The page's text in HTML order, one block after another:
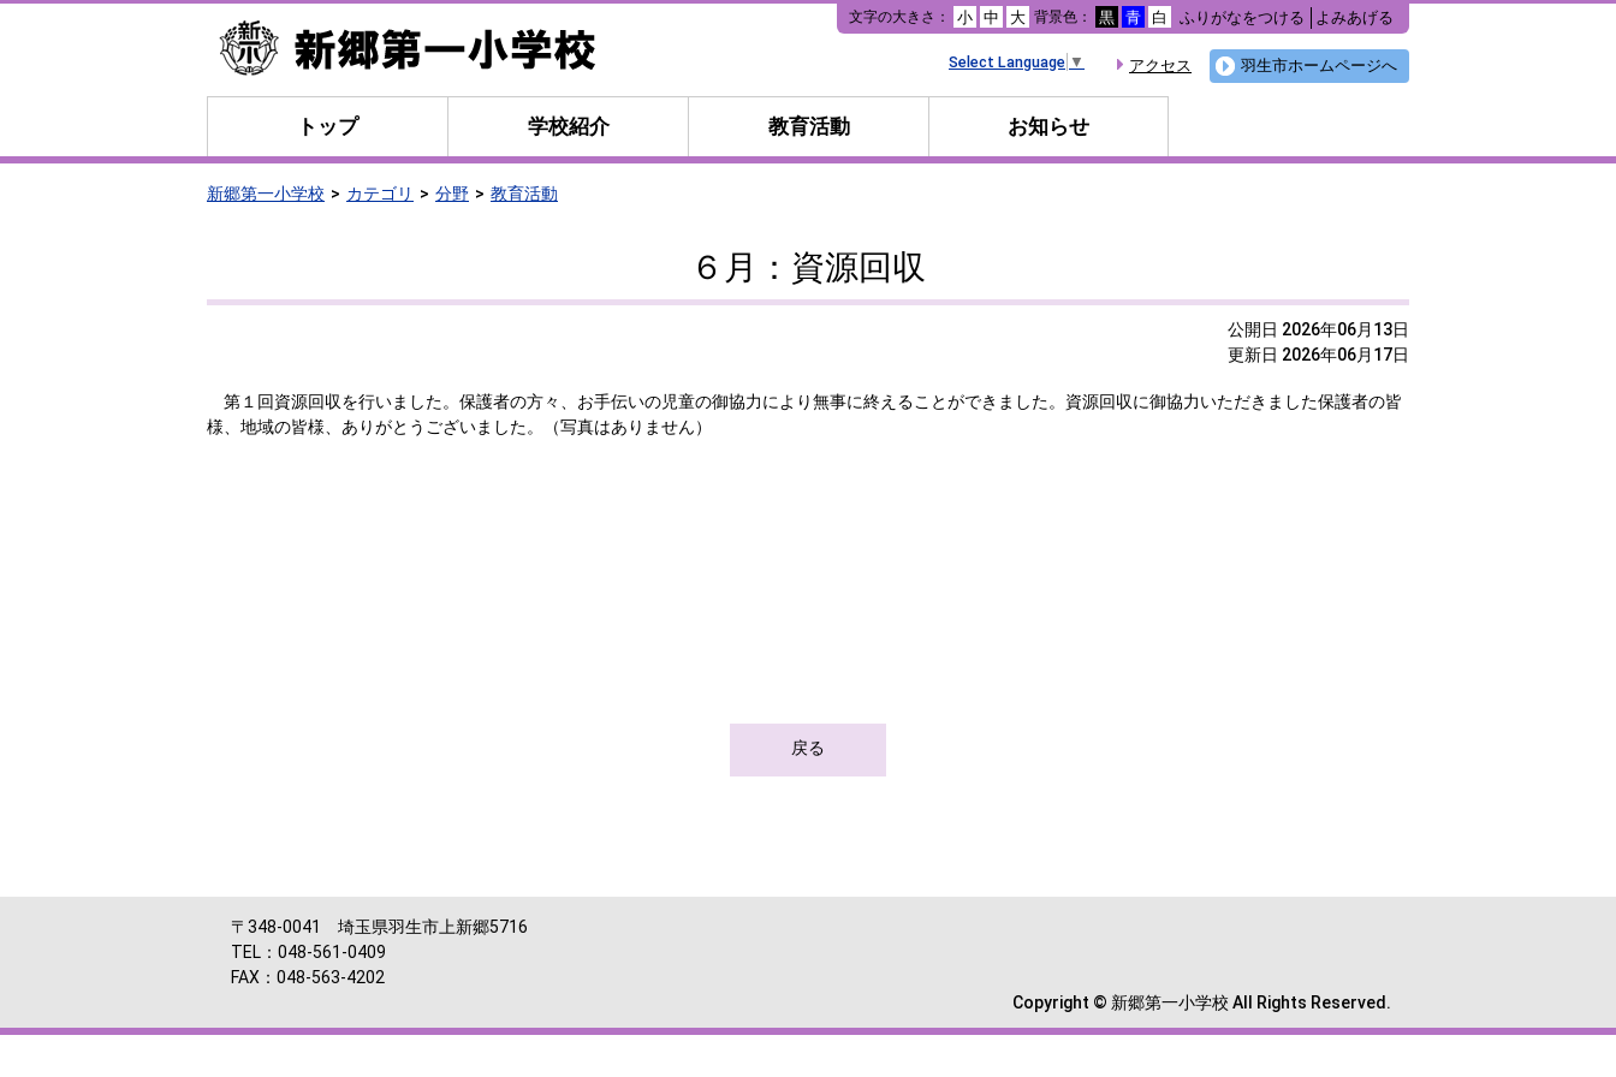
本
文
文字の大きさ： 小 中 大 背景色： 黒 青 白 ふりがなをつける よみあげる
羽生市ホームページへ
アクセス
Select Language ▼
トップ 学校紹介 教育活動 お知らせ
新郷第一小学校 カテゴリ 分野 教育活動
６月：資源回収
公開日 2026年06月13日
更新日 2026年06月17日
第１回資源回収を行いました。保護者の方々、お手伝いの児童の御協力により無事に終えることができました。資源回収に御協力いただきました保護者の皆
様、地域の皆様、ありがとうございました。（写真はありません）
戻る
〒348-0041 埼玉県羽生市上新郷5716
TEL：048-561-0409
FAX：048-563-4202
Copyright © 新郷第一小学校 All Rights Reserved.